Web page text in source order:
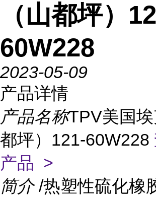
（山都坪）
60W228
2023-05-09
产品详情
产品名称TPV美国
都坪）121-60W228
产品 >
简介 /热塑性硫化橡